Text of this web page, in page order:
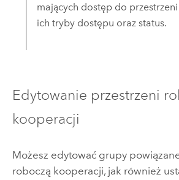
mających dostęp do
ich tryby dostępu oraz status.
Edytowanie przestrzeni
kooperacji
Możesz edytować grupy
roboczą kooperacji, jak również